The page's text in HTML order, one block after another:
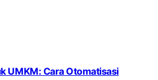
UMKM: Cara Otomatisasi